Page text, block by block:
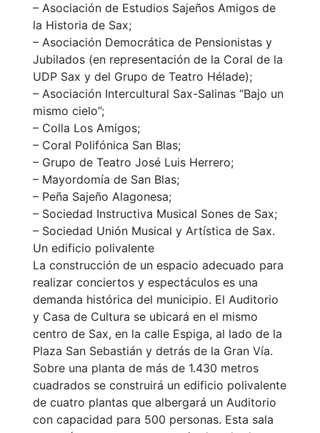
– Asociación de Estudios Sajeños Amigos de
la Historia de Sax;
– Asociación Democrática de Pensionistas y
Jubilados (en representación de la Coral de la
UDP Sax y del Grupo de Teatro Hélade);
– Asociación Intercultural Sax-Salinas “Bajo un
mismo cielo”;
– Colla Los Amigos;
– Coral Polifónica San Blas;
– Grupo de Teatro José Luis Herrero;
– Mayordomía de San Blas;
– Peña Sajeño Alagonesa;
– Sociedad Instructiva Musical Sones de Sax;
– Sociedad Unión Musical y Artística de Sax.
Un edificio polivalente
La construcción de un espacio adecuado para
realizar conciertos y espectáculos es una
demanda histórica del municipio. El Auditorio
y Casa de Cultura se ubicará en el mismo
centro de Sax, en la calle Espiga, al lado de la
Plaza San Sebastián y detrás de la Gran Vía.
Sobre una planta de más de 1.430 metros
cuadrados se construirá un edificio polivalente
de cuatro plantas que albergará un Auditorio
con capacidad para 500 personas. Esta sala